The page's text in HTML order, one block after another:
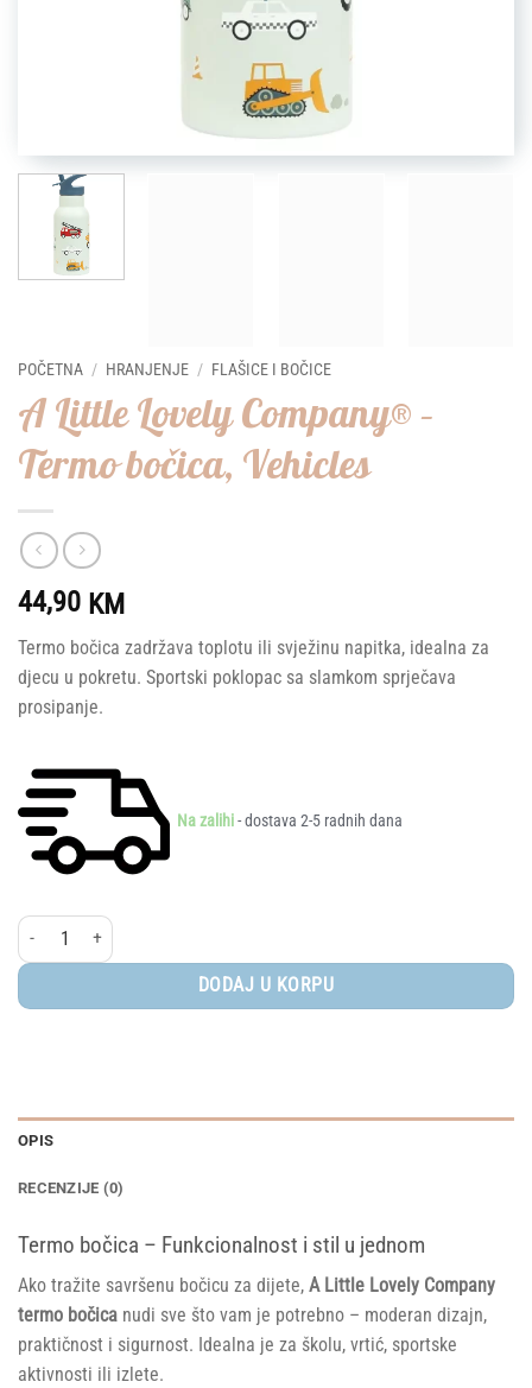
POČETNA / HRANJENJE / FLAŠICE I BOČICE
A Little Lovely Company® –
Termo bočica, Vehicles
44,90 KM
Termo bočica zadržava toplotu ili svježinu napitka, idealna za
djecu u pokretu. Sportski poklopac sa slamkom sprječava
prosipanje.
Na zalihi- dostava 2-5 radnih dana
A Little Lovely Company® - Termo bočica, Vehicles količina
DODAJ U KORPU
OPIS
RECENZIJE (0)
Termo bočica – Funkcionalnost i stil u jednom
Ako tražite savršenu bočicu za dijete, A Little Lovely Company
termo bočica nudi sve što vam je potrebno – moderan dizajn,
praktičnost i sigurnost. Idealna je za školu, vrtić, sportske
aktivnosti ili izlete.